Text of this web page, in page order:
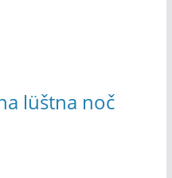
lüštna noč